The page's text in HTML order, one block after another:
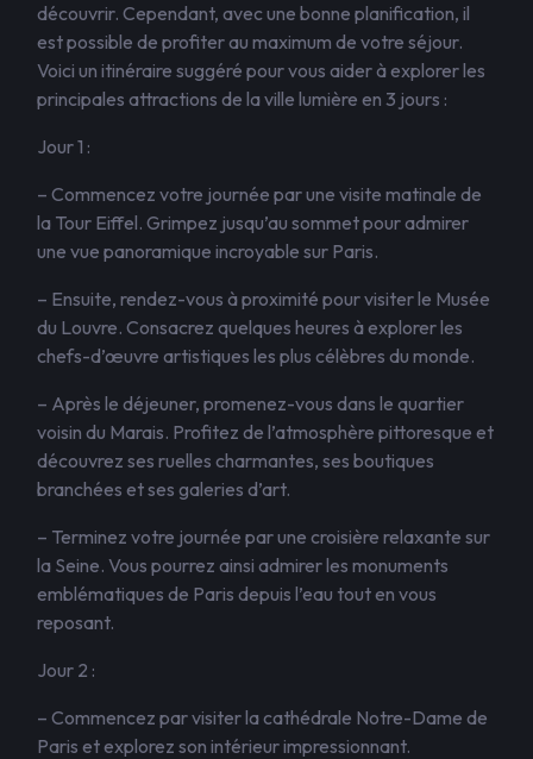
découvrir. Cependant, avec une bonne planification, il
est possible de profiter au maximum de votre séjour.
Voici un itinéraire suggéré pour vous aider à explorer les
principales attractions de la ville lumière en 3 jours :
Jour 1 :
– Commencez votre journée par une visite matinale de
la Tour Eiffel. Grimpez jusqu’au sommet pour admirer
une vue panoramique incroyable sur Paris.
– Ensuite, rendez-vous à proximité pour visiter le Musée
du Louvre. Consacrez quelques heures à explorer les
chefs-d’œuvre artistiques les plus célèbres du monde.
– Après le déjeuner, promenez-vous dans le quartier
voisin du Marais. Profitez de l’atmosphère pittoresque et
découvrez ses ruelles charmantes, ses boutiques
branchées et ses galeries d’art.
– Terminez votre journée par une croisière relaxante sur
la Seine. Vous pourrez ainsi admirer les monuments
emblématiques de Paris depuis l’eau tout en vous
reposant.
Jour 2 :
– Commencez par visiter la cathédrale Notre-Dame de
Paris et explorez son intérieur impressionnant.